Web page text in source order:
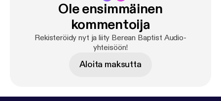
Ole ensimmäinen
kommentoija
Rekisteröidy nyt ja liity Berean Baptist Audio-
yhteisöön!
Aloita maksutta